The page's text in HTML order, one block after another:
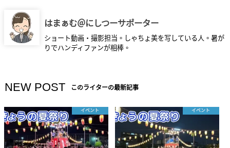
はまぁむ＠にしつーサポーター
ショート動画・撮影担当。しゃちょ美を写している人。暑が
りでハンディファンが相棒。
NEW POST このライターの最新記事
イベント イベント